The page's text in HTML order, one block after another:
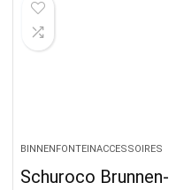
BINNENFONTEINACCESSOIRES
Schuroco Brunnen-